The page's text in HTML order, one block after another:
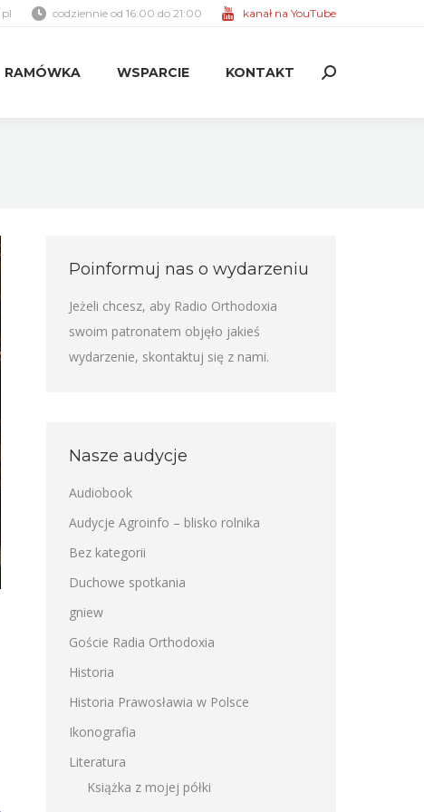
codziennie od 16:00 do 21:00 kanał na YouTube
RAMÓWKA WSPARCIE KONTAKT Search:
Poinformuj nas o wydarzeniu
Jeżeli chcesz, aby Radio Orthodoxia
swoim patronatem objęło jakieś
wydarzenie, skontaktuj się z nami.
Nasze audycje
Audiobook
Audycje Agroinfo – blisko rolnika
Bez kategorii
Duchowe spotkania
gniew
Goście Radia Orthodoxia
Historia
Historia Prawosławia w Polsce
Ikonografia
Literatura
Książka z mojej półki